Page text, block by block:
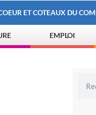
ET COTEAUX DU
EMPLOI